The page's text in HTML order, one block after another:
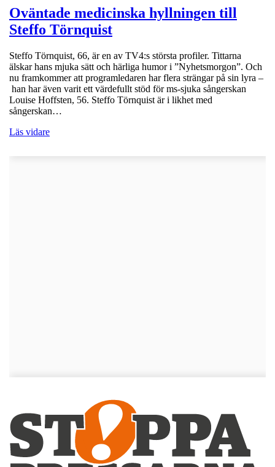
Oväntade medicinska hyllningen till
Steffo Törnquist
Steffo Törnquist, 66, är en av TV4:s största profiler. Tittarna
älskar hans mjuka sätt och härliga humor i ”Nyhetsmorgon”. Och
nu framkommer att programledaren har flera strängar på sin lyra –
han har även varit ett värdefullt stöd för ms-sjuka sångerskan
Louise Hoffsten, 56. Steffo Törnquist är i likhet med
sångerskan…
Läs vidare